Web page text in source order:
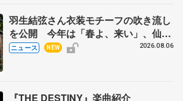
羽生結弦さん衣装モチーフの吹き流し
を公開 今年は「春よ、来い」、仙台
の瑞鳳殿
ニュース NEW 2026.08.06
『THE DESTINY』楽曲紹介